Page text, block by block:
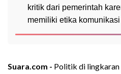
kritik dari pemerintah
memiliki etika
Suara.com - Politik di